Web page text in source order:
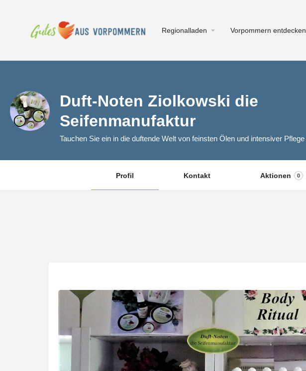
Regionalladen Vorpommern entdecken
Duft-Noten Ziolkowski die
Seifenmanufaktur
Tauchen Sie ein in die duftende Welt von feinsten Ölen und intensiver Pflege
Profil Kontakt Aktionen 0